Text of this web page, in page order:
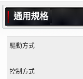
通用規格
驅動方式
控制方式